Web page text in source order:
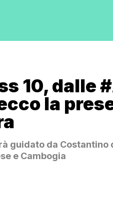
10, dalle
la
guidato da
e Cambogia